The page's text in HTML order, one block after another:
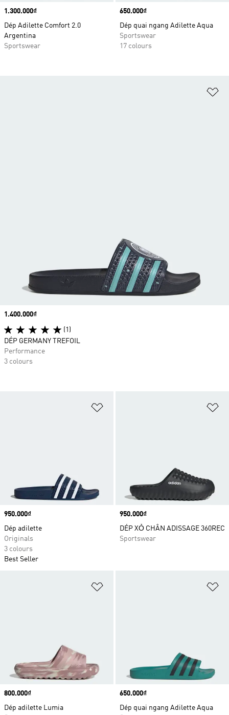
Price
1.300.000₫
Dép Adilette Comfort 2.0
Argentina
Sportswear
Price
650.000₫
Dép quai ngang Adilette Aqua
Sportswear
17 colours
Price
950.000₫
Dép adilette
Originals
3 colours
Best Seller
Price
950.000₫
DÉP XỎ CHÂN ADISSAGE 360REC
Sportswear
Price
800.000₫
Dép adilette Lumia
Price
650.000₫
Dép quai ngang Adilette Aqua
Price
1.400.000₫
(1)
DÉP GERMANY TREFOIL
Performance
3 colours